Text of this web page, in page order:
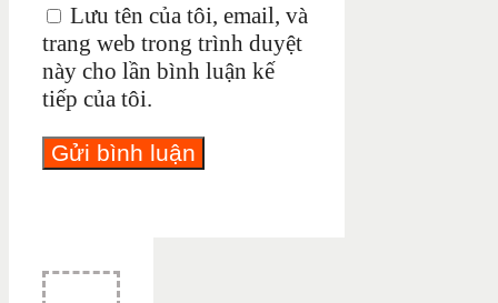
Lưu tên của tôi, email, và
trang web trong trình duyệt
này cho lần bình luận kế
tiếp của tôi.